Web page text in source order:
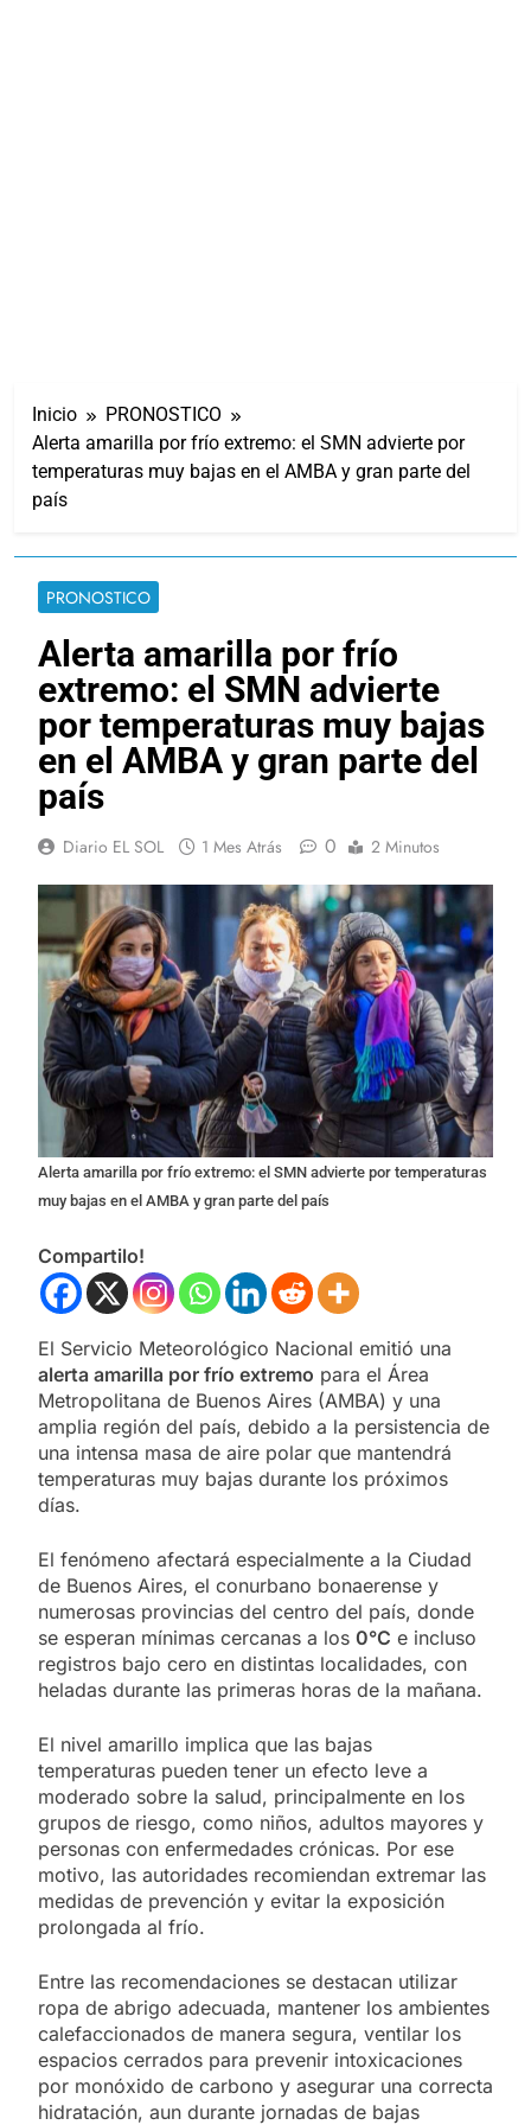
Inicio
PRONOSTICO
Alerta amarilla por frío extremo: el SMN advierte por
temperaturas muy bajas en el AMBA y gran parte del
país
PRONOSTICO
Alerta amarilla por frío
extremo: el SMN advierte
por temperaturas muy bajas
en el AMBA y gran parte del
país
Diario EL SOL 1 Mes Atrás 0 2 Minutos
Alerta amarilla por frío extremo: el SMN advierte por temperaturas
muy bajas en el AMBA y gran parte del país
Compartilo!
El Servicio Meteorológico Nacional emitió una
alerta amarilla por frío extremo para el Área
Metropolitana de Buenos Aires (AMBA) y una
amplia región del país, debido a la persistencia de
una intensa masa de aire polar que mantendrá
temperaturas muy bajas durante los próximos
días.
El fenómeno afectará especialmente a la Ciudad
de Buenos Aires, el conurbano bonaerense y
numerosas provincias del centro del país, donde
se esperan mínimas cercanas a los 0°C e incluso
registros bajo cero en distintas localidades, con
heladas durante las primeras horas de la mañana.
El nivel amarillo implica que las bajas
temperaturas pueden tener un efecto leve a
moderado sobre la salud, principalmente en los
grupos de riesgo, como niños, adultos mayores y
personas con enfermedades crónicas. Por ese
motivo, las autoridades recomiendan extremar las
medidas de prevención y evitar la exposición
prolongada al frío.
Entre las recomendaciones se destacan utilizar
ropa de abrigo adecuada, mantener los ambientes
calefaccionados de manera segura, ventilar los
espacios cerrados para prevenir intoxicaciones
por monóxido de carbono y asegurar una correcta
hidratación, aun durante jornadas de bajas